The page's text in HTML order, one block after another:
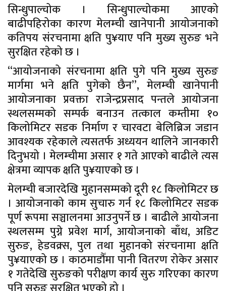
सिन्धुपाल्चोक । सिन्धुपाल्चोकमा आएको
बाढीपहिरोका कारण मेलम्ची खानेपानी आयोजनाको
कतिपय संरचनामा क्षति पु¥याए पनि मुख्य सुरुङ भने
सुरक्षित रहेको छ ।
“आयोजनाको संरचनामा क्षति पुगे पनि मुख्य सुरुङ
मार्गमा भने क्षति पुगेको छैन”, मेलम्ची खानेपानी
आयोजनाका प्रवक्ता राजेन्द्रप्रसाद पन्तले आयोजना
स्थलसम्मको सम्पर्क बनाउन तत्काल कम्तीमा १०
किलोमिटर सडक निर्माण र चारवटा बेलिब्रिज जडान
आवश्यक रहेकाले त्यसतर्फ अध्ययन थालिने जानकारी
दिनुभयो । मेलम्चीमा असार १ गते आएको बाढीले त्यस
क्षेत्रमा व्यापक क्षति पु¥याएको छ ।
मेलम्ची बजारदेखि मुहानसम्मको दूरी १८ किलोमिटर छ
। आयोजनाको काम सुचारु गर्न १८ किलोमिटर सडक
पूर्ण रूपमा सञ्चालनमा आउनुपर्ने छ । बाढीले आयोजना
स्थलसम्म पुग्ने प्रवेश मार्ग, आयोजनाको बाँध, अडिट
सुरुङ, हेडवक्र्स, पुल तथा मुहानको संरचनामा क्षति
पु¥याएको छ । काठमाडौँमा पानी वितरण रोकेर असार
१ गतेदेखि सुरुङको परीक्षण कार्य सुरु गरिएका कारण